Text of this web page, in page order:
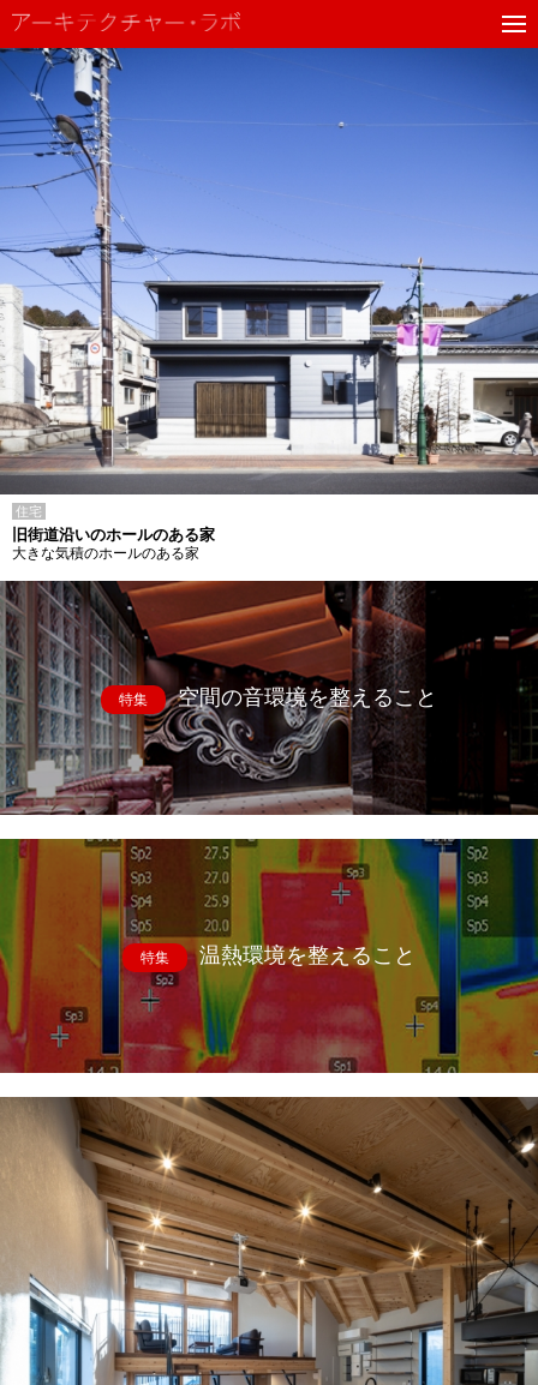
住宅
旧街道沿いのホールのある家
大きな気積のホールのある家
特集 空間の音環境を整えること
特集 温熱環境を整えること